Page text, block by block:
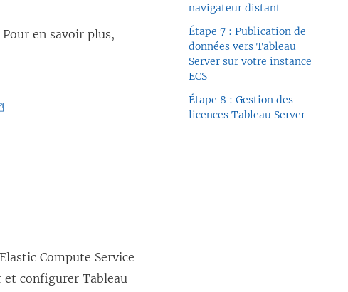
Pour en savoir plus,
Compute Service
et configurer Tableau
navigateur distant
Étape 7 : Publication de
données vers Tableau
Server sur votre instance
ECS
Étape 8 : Gestion des
licences Tableau Server